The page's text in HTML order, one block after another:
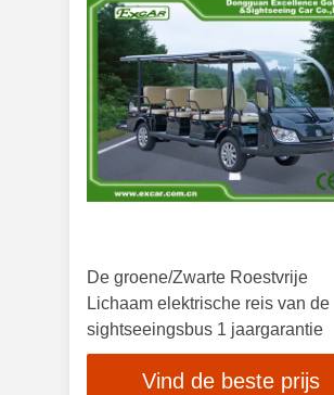
De groene/Zwarte Roestvrije
Lichaam elektrische reis van de
sightseeingsbus 1 jaargarantie
Vind de beste prijs